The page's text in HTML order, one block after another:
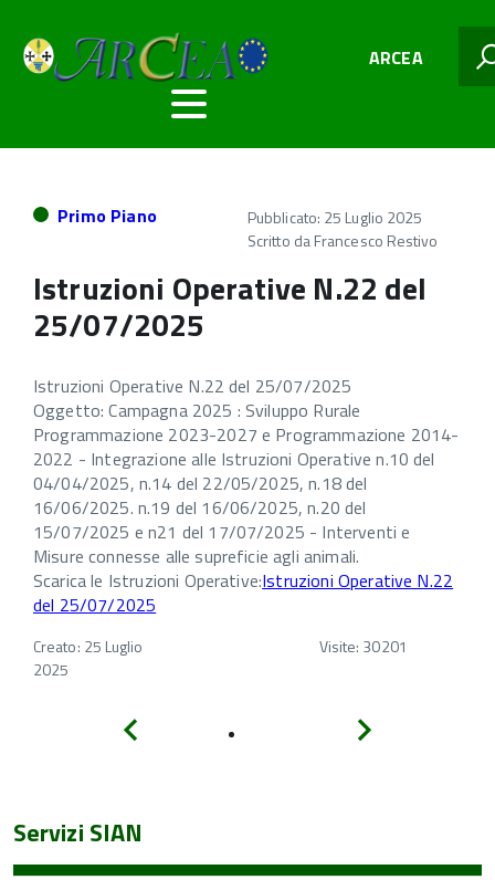
ARCEA
Primo Piano
Pubblicato: 25 Luglio 2025
Scritto daFrancesco Restivo
Istruzioni Operative N.22 del
25/07/2025
Istruzioni Operative N.22 del 25/07/2025
Oggetto: Campagna 2025 : Sviluppo Rurale
Programmazione 2023-2027 e Programmazione 2014-
2022 - Integrazione alle Istruzioni Operative n.10 del
04/04/2025, n.14 del 22/05/2025, n.18 del
16/06/2025. n.19 del 16/06/2025, n.20 del
15/07/2025 e n21 del 17/07/2025 - Interventi e
Misure connesse alle supreficie agli animali.
Scarica le Istruzioni Operative:Istruzioni Operative N.22
del 25/07/2025
Creato: 25 Luglio
2025
Visite: 30201
Servizi SIAN